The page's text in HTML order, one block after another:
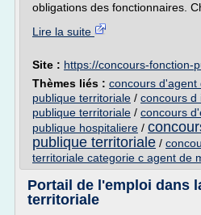
obligations des fonctionnaires.
Lire la suite
Site : https://concours-fonction-
Thèmes liés : concours d'agent
publique territoriale / concours d
publique territoriale / concours
publique hospitaliere /
publique territoriale /
territoriale categorie c agent de
Portail de l'emploi dans
territoriale